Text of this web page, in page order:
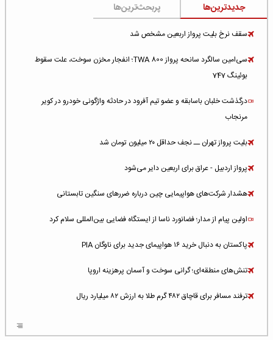
جدیدترین‌ها پربحث‌ترین‌ها
سقف نرخ بلیت پرواز اربعین مشخص شد
سی‌امین سالگرد سانحه پرواز TWA 800؛ انفجار مخزن سوخت، علت سقوط
بوئینگ 747
درگذشت خلبان باسابقه و عضو تیم آفرود در حادثه واژگونی خودرو در کویر
مرنجاب
بلیت پرواز تهران ــ نجف حداقل ۲۰ میلیون تومان شد
پرواز اردبیل - عراق برای اربعین دایر می‌شود
هشدار شرکت‌های هواپیمایی چین درباره ضررهای سنگین تابستانی
اولین پیام از مدار؛ فضانورد ناسا از ایستگاه فضایی بین‌المللی سلام کرد
پاکستان به دنبال خرید ۱۶ هواپیمای جدید برای ناوگان PIA
تنش‌های منطقه‌ای؛ گرانی سوخت و آسمان پرهزینه اروپا
ترفند مسافر برای قاچاق ۴۸۲ گرم طلا به ارزش ۸۲ میلیارد ریال